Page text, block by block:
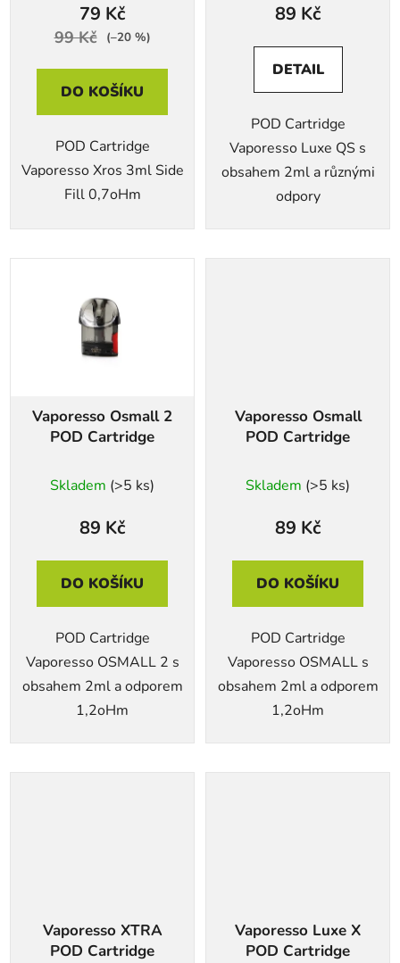
79 Kč
99 Kč (–20 %)
DO KOŠÍKU
POD Cartridge
Vaporesso Xros 3ml Side
Fill 0,7oHm
89 Kč
DETAIL
POD Cartridge
Vaporesso Luxe QS s
obsahem 2ml a různými
odpory
Vaporesso Osmall 2
POD Cartridge
Skladem (>5 ks)
89 Kč
DO KOŠÍKU
POD Cartridge
Vaporesso OSMALL 2 s
obsahem 2ml a odporem
1,2oHm
Vaporesso Osmall
POD Cartridge
Skladem (>5 ks)
89 Kč
DO KOŠÍKU
POD Cartridge
Vaporesso OSMALL s
obsahem 2ml a odporem
1,2oHm
Vaporesso XTRA
POD Cartridge
Vaporesso Luxe X
POD Cartridge